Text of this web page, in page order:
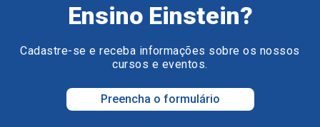
Ensino Einstein?
Cadastre-se e receba informações sobre os nossos
cursos e eventos.
Preencha o formulário